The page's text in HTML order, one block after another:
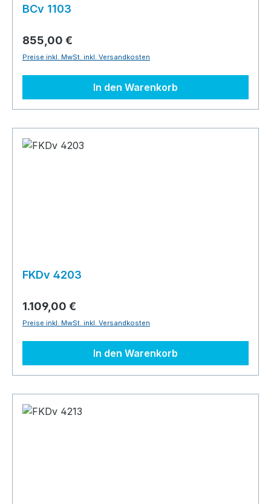
BCv 1103
855,00 €
Preise inkl. MwSt. inkl. Versandkosten
In den Warenkorb
FKDv 4203
1.109,00 €
Preise inkl. MwSt. inkl. Versandkosten
In den Warenkorb